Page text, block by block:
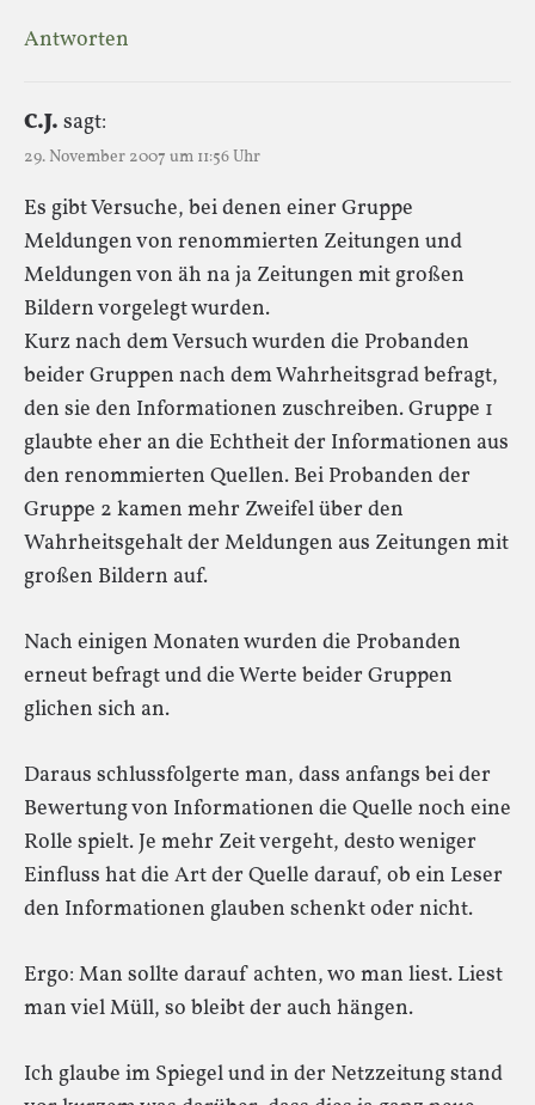
Antworten
C.J. sagt:
29. November 2007 um 11:56 Uhr
Es gibt Versuche, bei denen einer Gruppe
Meldungen von renommierten Zeitungen und
Meldungen von äh na ja Zeitungen mit großen
Bildern vorgelegt wurden.
Kurz nach dem Versuch wurden die Probanden
beider Gruppen nach dem Wahrheitsgrad befragt,
den sie den Informationen zuschreiben. Gruppe 1
glaubte eher an die Echtheit der Informationen aus
den renommierten Quellen. Bei Probanden der
Gruppe 2 kamen mehr Zweifel über den
Wahrheitsgehalt der Meldungen aus Zeitungen mit
großen Bildern auf.
Nach einigen Monaten wurden die Probanden
erneut befragt und die Werte beider Gruppen
glichen sich an.
Daraus schlussfolgerte man, dass anfangs bei der
Bewertung von Informationen die Quelle noch eine
Rolle spielt. Je mehr Zeit vergeht, desto weniger
Einfluss hat die Art der Quelle darauf, ob ein Leser
den Informationen glauben schenkt oder nicht.
Ergo: Man sollte darauf achten, wo man liest. Liest
man viel Müll, so bleibt der auch hängen.
Ich glaube im Spiegel und in der Netzzeitung stand